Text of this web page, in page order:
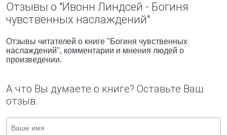
Отзывы о "Ивонн Линдсей - Богиня
чувственных наслаждений"
Отзывы читателей о книге "Богиня чувственных
наслаждений", комментарии и мнения людей о
произведении.
А что Вы думаете о книге? Оставьте Ваш
отзыв.